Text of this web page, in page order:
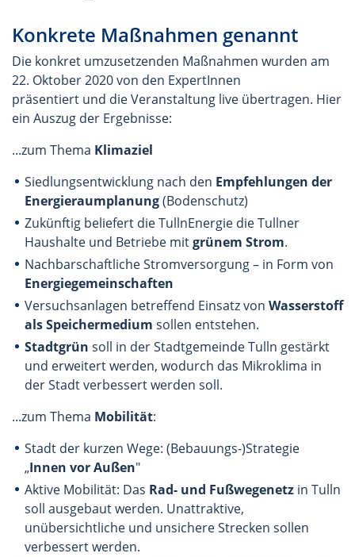
Konkrete Maßnahmen genannt
Die konkret umzusetzenden Maßnahmen wurden am
22. Oktober 2020 von den ExpertInnen
präsentiert und die Veranstaltung live übertragen. Hier
ein Auszug der Ergebnisse:
...zum Thema Klimaziel
Siedlungsentwicklung nach den Empfehlungen der
Energieraumplanung(Bodenschutz)
Zukünftig beliefert die TullnEnergie die Tullner
Haushalte und Betriebe mitgrünem Strom.
Nachbarschaftliche Stromversorgung – in Form von
Energiegemeinschaften
Versuchsanlagen betreffend Einsatz von Wasserstoff
als Speichermedium sollen entstehen.
Stadtgrün soll in der Stadtgemeinde Tulln gestärkt
und erweitert werden, wodurch das Mikroklima in
der Stadt verbessert werden soll.
...zum Thema Mobilität:
Stadt der kurzen Wege: (Bebauungs-)Strategie
„Innen vor Außen"
Aktive Mobilität: Das Rad- und Fußwegenetz in Tulln
soll ausgebaut werden. Unattraktive,
unübersichtliche und unsichere Strecken sollen
verbessert werden.